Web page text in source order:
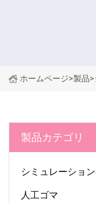
ホームページ>製品>
製品カテゴリ
シミュレーショ
人工ゴマ